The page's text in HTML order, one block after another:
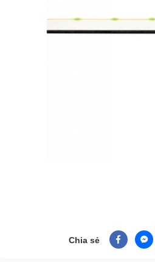
Chia sẻ